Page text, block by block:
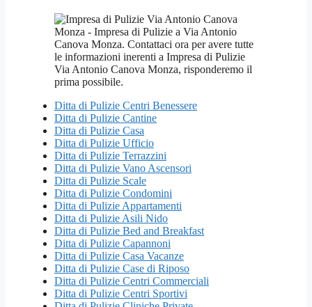
Ditta di Pulizie Centri Benessere
Ditta di Pulizie Cantine
Ditta di Pulizie Casa
Ditta di Pulizie Ufficio
Ditta di Pulizie Terrazzini
Ditta di Pulizie Vano Ascensori
Ditta di Pulizie Scale
Ditta di Pulizie Condomini
Ditta di Pulizie Appartamenti
Ditta di Pulizie Asili Nido
Ditta di Pulizie Bed and Breakfast
Ditta di Pulizie Capannoni
Ditta di Pulizie Casa Vacanze
Ditta di Pulizie Case di Riposo
Ditta di Pulizie Centri Commerciali
Ditta di Pulizie Centri Sportivi